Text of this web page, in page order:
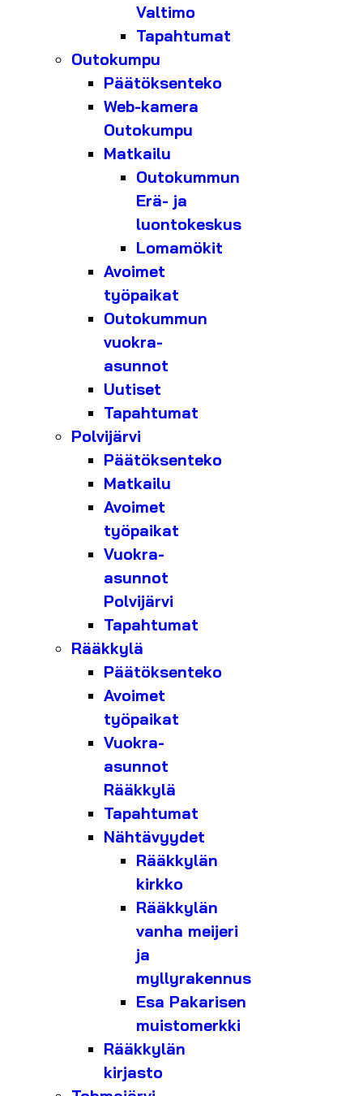
Valtimo
Tapahtumat
Outokumpu
Päätöksenteko
Web-kamera
Outokumpu
Matkailu
Outokummun
Erä- ja
luontokeskus
Lomamökit
Avoimet
työpaikat
Outokummun
vuokra-
asunnot
Uutiset
Tapahtumat
Polvijärvi
Päätöksenteko
Matkailu
Avoimet
työpaikat
Vuokra-
asunnot
Polvijärvi
Tapahtumat
Rääkkylä
Päätöksenteko
Avoimet
työpaikat
Vuokra-
asunnot
Rääkkylä
Tapahtumat
Nähtävyydet
Rääkkylän
kirkko
Rääkkylän
vanha meijeri
ja
myllyrakennus
Esa Pakarisen
muistomerkki
Rääkkylän
kirjasto